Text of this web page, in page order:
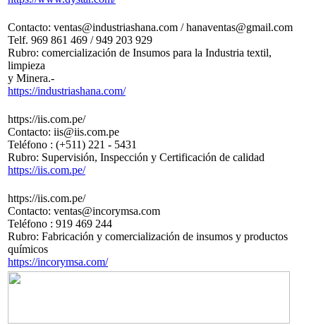
Contacto: ventas@industriashana.com / hanaventas@gmail.com
Telf. 969 861 469 / 949 203 929
Rubro: comercialización de Insumos para la Industria textil,
limpieza
y Minera.-
https://industriashana.com/
https://iis.com.pe/
Contacto: iis@iis.com.pe
Teléfono : (+511) 221 - 5431
Rubro: Supervisión, Inspección y Certificación de calidad
https://iis.com.pe/
https://iis.com.pe/
Contacto: ventas@incorymsa.com
Teléfono : 919 469 244
Rubro: Fabricación y comercialización de insumos y productos
químicos
https://incorymsa.com/